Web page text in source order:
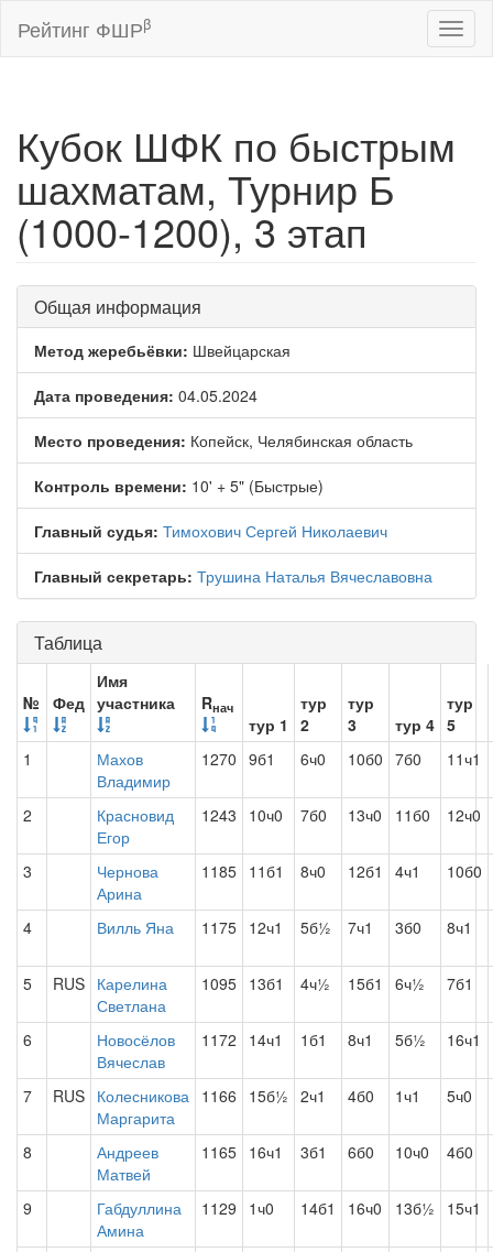
Рейтинг ФШРβ
Кубок ШФК по быстрым
шахматам, Турнир Б
(1000-1200), 3 этап
Общая информация
Метод жеребьёвки: Швейцарская
Дата проведения: 04.05.2024
Место проведения: Копейск, Челябинская область
Контроль времени: 10' + 5" (Быстрые)
Главный судья: Тимохович Сергей Николаевич
Главный секретарь: Трушина Наталья Вячеславовна
Таблица
№ Фед
Имя
участника
Rнач
тур 1
тур
2
тур
3
тур 4
тур
5
1
Махов
Владимир
1270 9б1 6ч0 10б0 7б0 11ч1
2
Красновид
Егор
1243 10ч0 7б0 13ч0 11б0 12ч0
3
Чернова
Арина
1185 11б1 8ч0 12б1 4ч1 10б0
4 Вилль Яна 1175 12ч1 5б½ 7ч1 3б0 8ч1
5 RUS Карелина
Светлана
1095 13б1 4ч½ 15б1 6ч½ 7б1
6
Новосёлов
Вячеслав
1172 14ч1 1б1 8ч1 5б½ 16ч1
7 RUS Колесникова
Маргарита
1166 15б½ 2ч1 4б0 1ч1 5ч0
8
Андреев
Матвей
1165 16ч1 3б1 6б0 10ч0 4б0
9
Габдуллина
Амина
1129 1ч0 14б1 16ч0 13б½ 15ч1